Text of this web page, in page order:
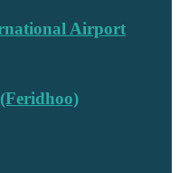
Airport